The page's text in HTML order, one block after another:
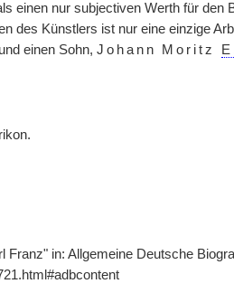
einen nur subjectiven Werth für
des Künstlers ist nur eine einzige
und einen Sohn, Johann Moritz
Franz" in: Allgemeine Deutsche